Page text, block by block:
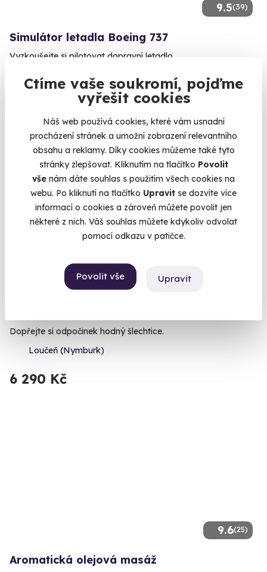
Ctíme vaše soukromí, pojďme
vyřešit cookies
Náš web používá cookies, které vám usnadní
procházení stránek a umožní zobrazení relevantního
obsahu a reklamy. Díky cookies můžeme také tyto
stránky zlepšovat. Kliknutím na tlačítko Povolit
vše nám dáte souhlas s použitím všech cookies na
webu. Po kliknutí na tlačítko Upravit se dozvíte více
informací o cookies a zároveň můžete povolit jen
některé z nich. Váš souhlas můžete kdykoliv odvolat
pomocí odkazu v patičce.
Povolit vše Upravit
9.5(39)
Simulátor letadla Boeing 737
Vyzkoušejte si pilotovat dopravní letadlo.
Velká Dobrá (okres Kladno)
(Kladno)
3 190 Kč
AKCE
Dopřejte si odpočinek hodný šlechtice.
Loučeň (Nymburk)
6 290 Kč
9.6(25)
Aromatická olejová masáž